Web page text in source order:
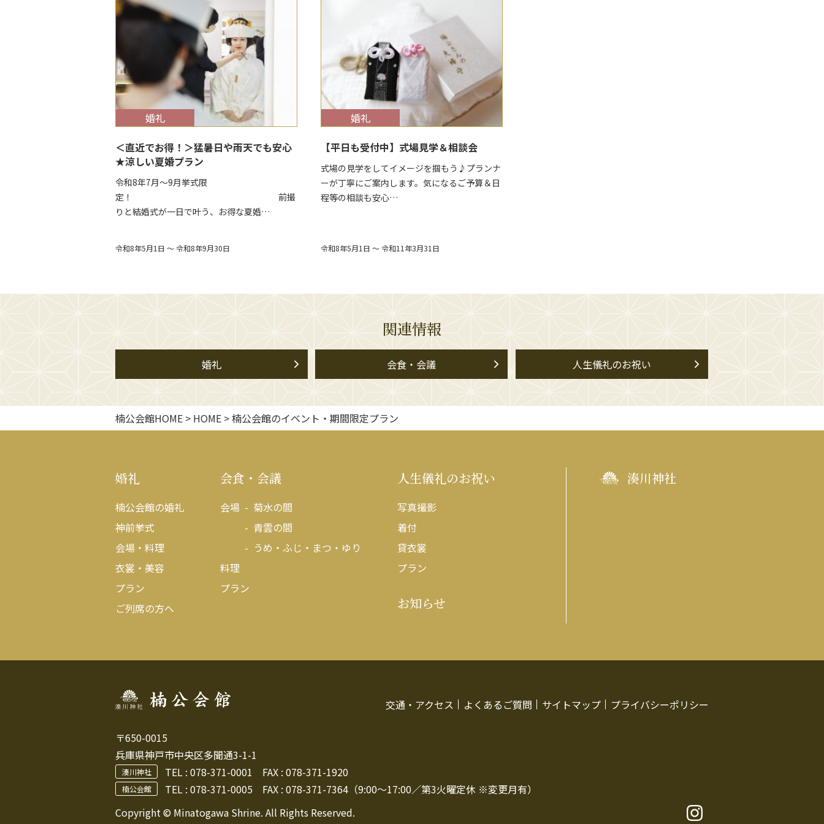
$target_date
婚礼
＜直近でお得！＞猛暑日や雨天でも安心
★涼しい夏婚プラン
令和8年7月～9月挙式限
定！ 前撮
りと結婚式が一日で叶う、お得な夏婚…
令和8年5月1日 ～ 令和8年9月30日
$target_date
婚礼
【平日も受付中】式場見学＆相談会
式場の見学をしてイメージを掴もう♪プランナ
ーが丁寧にご案内します。気になるご予算＆日
程等の相談も安心…
令和8年5月1日 ～ 令和11年3月31日
関連情報
婚礼 会食・会議 人生儀礼のお祝い
楠公会館HOME > HOME >楠公会館のイベント・期間限定プラン
婚礼
楠公会館の婚礼
神前挙式
会場・料理
衣裳・美容
プラン
ご列席の方へ
会食・会議
会場
菊水の間
青雲の間
うめ・ふじ・まつ・ゆり
料理
プラン
人生儀礼のお祝い
写真撮影
着付
貸衣裳
プラン
お知らせ
湊川神社
交通・アクセス よくあるご質問 サイトマップ プライバシーポリシー
〒650-0015
兵庫県神戸市中央区多聞通3-1-1
湊川神社 TEL :078-371-0001 FAX : 078-371-1920
楠公会館 TEL : 078-371-0005 FAX : 078-371-7364（9:00～17:00／第3火曜定休 ※変更月有）
Copyright © Minatogawa Shrine. All Rights Reserved.